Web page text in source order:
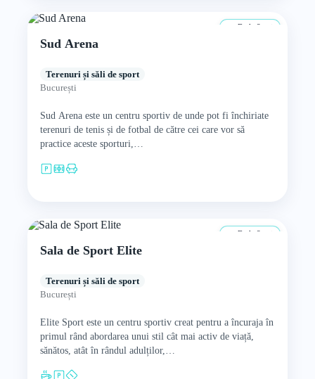
De la 8 ani
Sud Arena
Terenuri și săli de sport
București
Sud Arena este un centru sportiv de unde pot fi închiriate
terenuri de tenis și de fotbal de către cei care vor să
practice aceste sporturi,…
De la 8 ani
Sala de Sport Elite
Terenuri și săli de sport
București
Elite Sport este un centru sportiv creat pentru a încuraja în
primul rând abordarea unui stil cât mai activ de viață,
sănătos, atât în rândul adulților,…